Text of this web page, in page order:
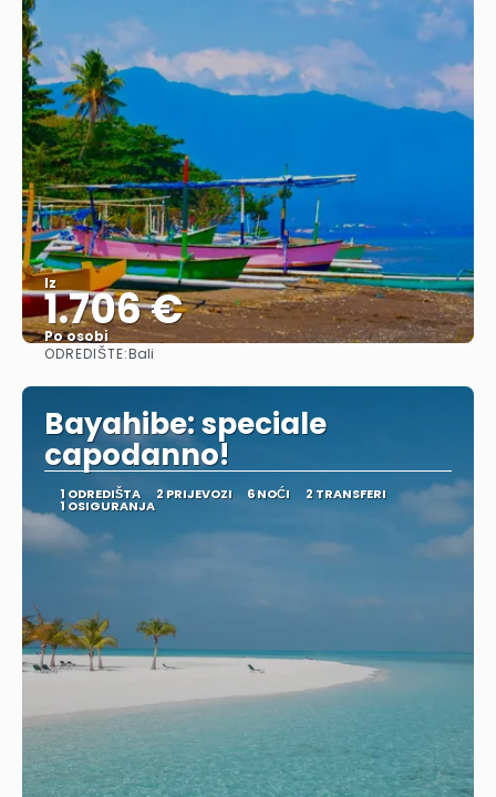
Iz
1.706 €
Po osobi
ODREDIŠTE:Bali
Bayahibe: speciale
capodanno!
1 ODREDIŠTA 2 PRIJEVOZI 6 NOĆI 2 TRANSFERI
1 OSIGURANJA